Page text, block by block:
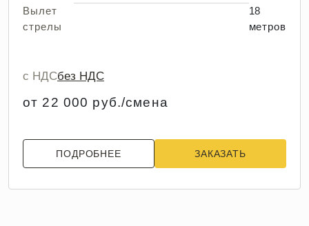
Вылет
стрелы
18
метров
с НДСбез НДС
от 22 000 руб./смена
ПОДРОБНЕЕ ЗАКАЗАТЬ